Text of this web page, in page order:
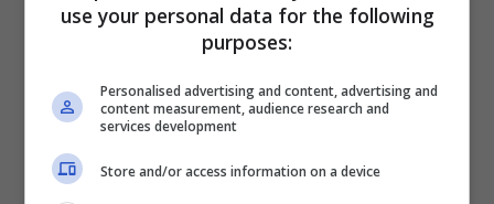
use your personal data for the following
purposes:
Personalised advertising and content, advertising and
content measurement, audience research and
services development
Store and/or access information on a device